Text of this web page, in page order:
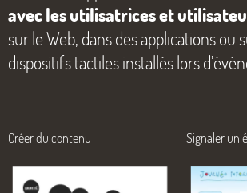
avec les utilisatrices et
sur le Web, dans des applications ou
dispositifs tactiles installés lors
Créer du contenu Signaler un